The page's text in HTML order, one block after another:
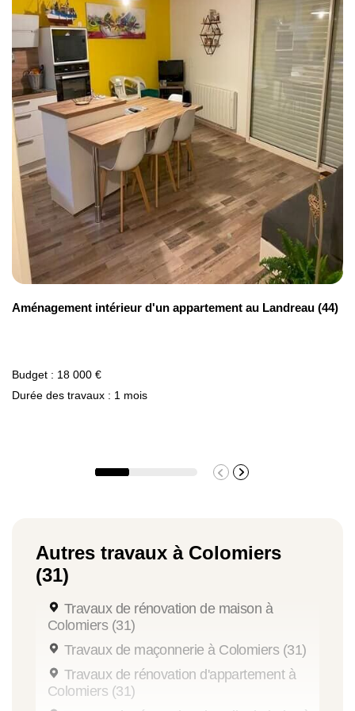
Aménagement intérieur d'un appartement au Landreau (44)
Budget : 18 000 €
Durée des travaux : 1 mois
Autres travaux à Colomiers
(31)
Travaux de rénovation de maison à
Colomiers (31)
Travaux de maçonnerie à Colomiers (31)
Travaux de rénovation d'appartement à
Colomiers (31)